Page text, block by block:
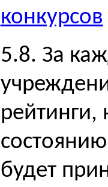
конкурсов
5.8. За
рейтинги,
будет